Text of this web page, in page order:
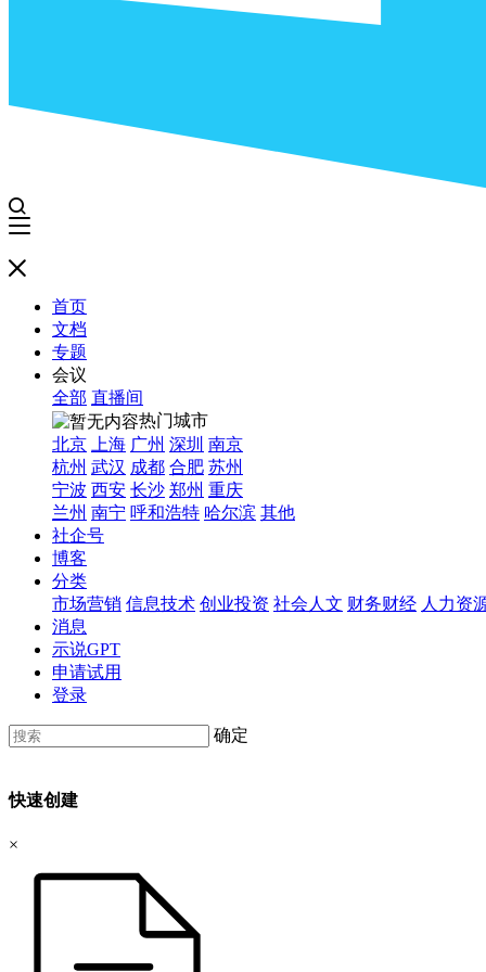
首页
文档
专题
会议
全部 直播间
热门城市
北京
上海 广州 深圳 南京
杭州 武汉 成都 合肥 苏州
宁波 西安 长沙 郑州 重庆
兰州 南宁 呼和浩特 哈尔滨 其他
社企号
博客
分类
市场营销 信息技术 创业投资 社会人文 财务财经 人力资
消息
示说GPT
申请试用
登录
确定
快速创建
×